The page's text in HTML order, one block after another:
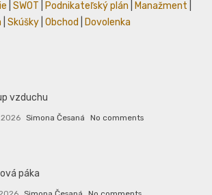
SWOT Podnikateľský plán Manažment
Skúšky Obchod Dovolenka
vzduchu
Simona Česaná No comments
páka